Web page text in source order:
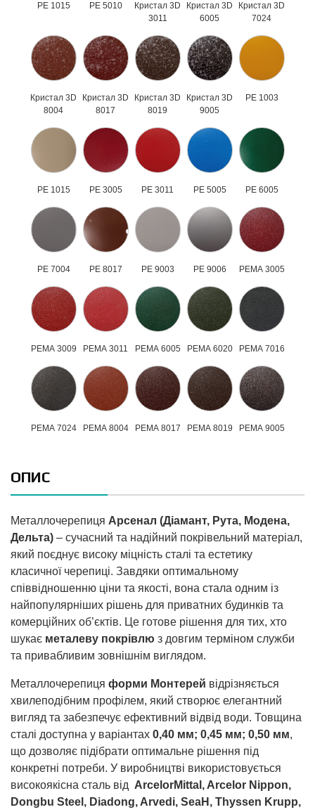
PE 1015 PE 5010
Кристал 3D
3011
Кристал 3D
6005
Кристал 3D
7024
Кристал 3D
8004
Кристал 3D
8017
Кристал 3D
8019
Кристал 3D
9005
РЕ 1003
РЕ 1015 РЕ 3005 РЕ 3011 РЕ 5005 РЕ 6005
РЕ 7004 РЕ 8017 РЕ 9003 РЕ 9006 РЕМА 3005
РЕМА 3009 РЕМА 3011 РЕМА 6005 РЕМА 6020 РЕМА 7016
РЕМА 7024 РЕМА 8004 РЕМА 8017 РЕМА 8019 РЕМА 9005
ОПИС
Металлочерепиця Арсенал (Діамант, Рута, Модена,
Дельта) – сучасний та надійний покрівельний матеріал,
який поєднує високу міцність сталі та естетику
класичної черепиці. Завдяки оптимальному
співвідношенню ціни та якості, вона стала одним із
найпопулярніших рішень для приватних будинків та
комерційних об’єктів. Це готове рішення для тих, хто
шукає металеву покрівлю з довгим терміном служби
та привабливим зовнішнім виглядом.
Металлочерепиця форми Монтерей відрізняється
хвилеподібним профілем, який створює елегантний
вигляд та забезпечує ефективний відвід води. Товщина
сталі доступна у варіантах 0,40 мм; 0,45 мм; 0,50 мм,
що дозволяє підібрати оптимальне рішення під
конкретні потреби. У виробництві використовується
високоякісна сталь від ArcelorMittal, Arcelor Nippon,
Dongbu Steel, Diadong, Arvedi, SeaH, Thyssen Krupp,